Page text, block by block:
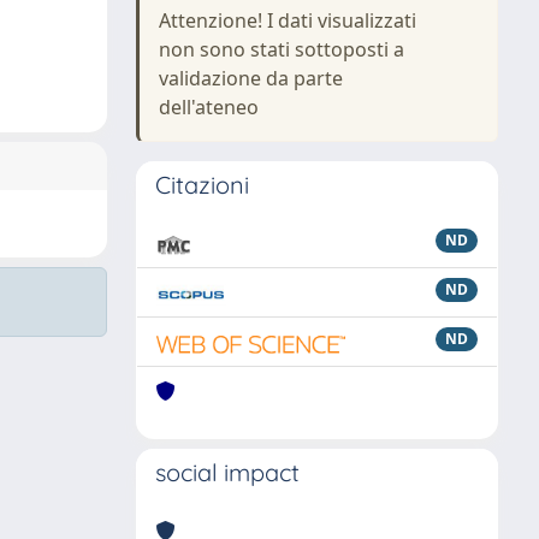
Attenzione! I dati visualizzati
non sono stati sottoposti a
validazione da parte
dell'ateneo
Citazioni
ND
ND
ND
social impact